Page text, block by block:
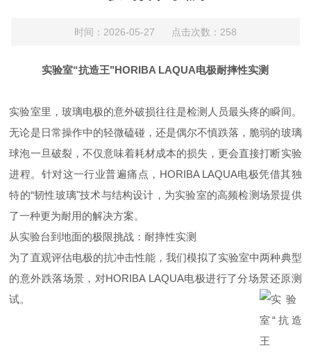
时间：2026-05-27 点击次数：258
实验室“抗造王"HORIBA LAQUA电极耐摔性实测
实验室里，玻璃电极的意外破损往往是检测人员最头疼的瞬间。
无论是日常操作中的轻微磕碰，还是偶尔不慎跌落，脆弱的玻璃
球泡一旦破裂，不仅意味着耗材成本的损失，更会直接打断实验
进程。针对这一行业普遍痛点 ， HORIBA LAQUA电极凭借其独
特的“韧性玻璃"技术与结构设计，为实验室的高频检测场景提供
了一种更为耐用的解决方案。
从实验台到地面的极限挑战：耐摔性实测
为了直观评估电极的抗冲击性能，我们模拟了实验室中两种典型
的意外跌落场景， 对HORIBA LAQUA电极进行了分场景还原测
试。